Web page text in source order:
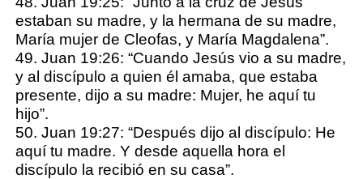
estaban su madre, y la hermana de su madre,
María mujer de Cleofas, y María Magdalena”.
49. Juan 19:26: “Cuando Jesús vio a su madre,
y al discípulo a quien él amaba, que estaba
presente, dijo a su madre: Mujer, he aquí tu
hijo”.
50. Juan 19:27: “Después dijo al discípulo: He
aquí tu madre. Y desde aquella hora el
discípulo la recibió en su casa”.